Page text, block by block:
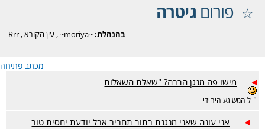
פורום גיטרה
בהנהלת:~moriya~
,עין הקורא,
Rrr
מכתב פתיחה
מישו פה מנגן הרבה? "שאלת השאלות
" ל המשוגע היחידי
אני עונה שאני מנגנת בתור תחביב אבל יודעת יחסית טוב